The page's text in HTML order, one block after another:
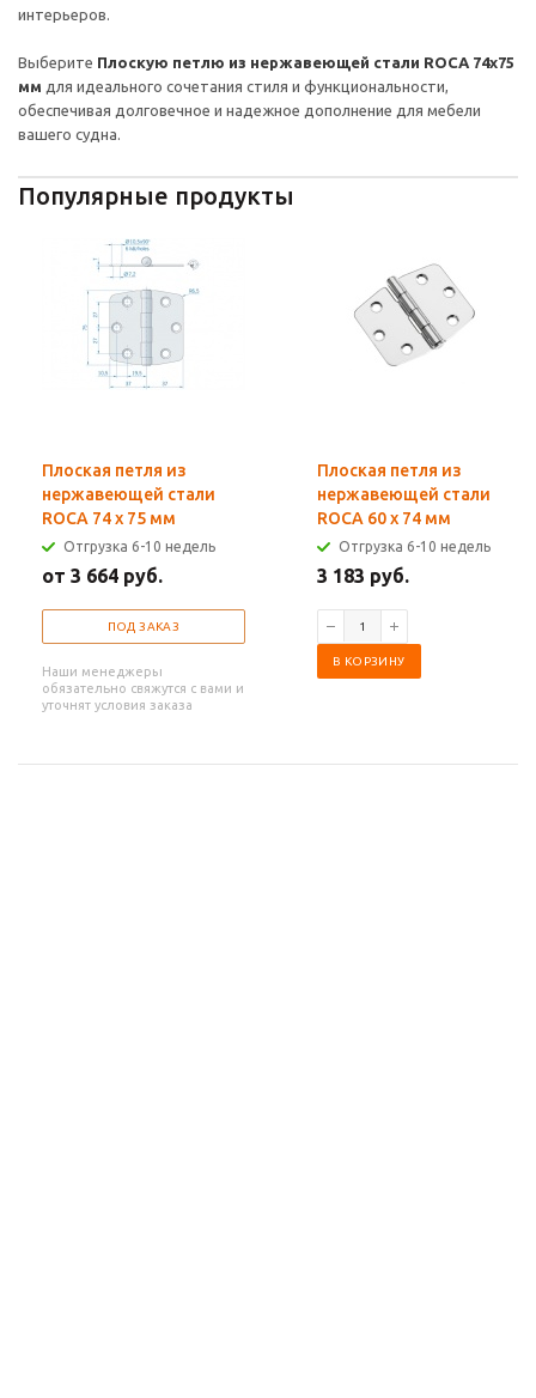
интерьеров.
Выберите Плоскую петлю из нержавеющей стали ROCA 74x75
мм для идеального сочетания стиля и функциональности,
обеспечивая долговечное и надежное дополнение для мебели
вашего судна.
Популярные продукты
Плоская петля из
нержавеющей стали
ROCA 74 x 75 мм
Отгрузка 6-10 недель
от 3 664 руб.
ПОД ЗАКАЗ
Наши менеджеры
обязательно свяжутся с вами и
уточнят условия заказа
Плоская петля из
нержавеющей стали
ROCA 60 x 74 мм
Отгрузка 6-10 недель
3 183 руб.
В КОРЗИНУ